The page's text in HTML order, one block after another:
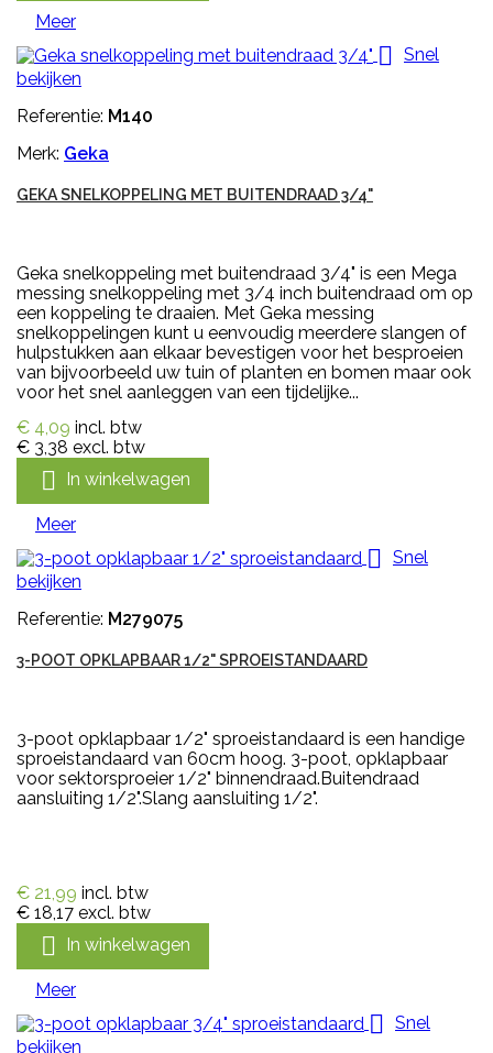
Meer
 Snel
bekijken
Referentie: M140
Merk: Geka
GEKA SNELKOPPELING MET BUITENDRAAD 3/4"
Geka snelkoppeling met buitendraad 3/4" is een Mega
messing snelkoppeling met 3/4 inch buitendraad om op
een koppeling te draaien. Met Geka messing
snelkoppelingen kunt u eenvoudig meerdere slangen of
hulpstukken aan elkaar bevestigen voor het besproeien
van bijvoorbeeld uw tuin of planten en bomen maar ook
voor het snel aanleggen van een tijdelijke...
€ 4,09 incl. btw
€ 3,38 excl. btw
 In winkelwagen
Meer
 Snel
bekijken
Referentie: M279075
3-POOT OPKLAPBAAR 1/2" SPROEISTANDAARD
3-poot opklapbaar 1/2" sproeistandaard is een handige
sproeistandaard van 60cm hoog. 3-poot, opklapbaar
voor sektorsproeier 1/2" binnendraad.Buitendraad
aansluiting 1/2".Slang aansluiting 1/2".
€ 21,99 incl. btw
€ 18,17 excl. btw
 In winkelwagen
Meer
 Snel
bekijken